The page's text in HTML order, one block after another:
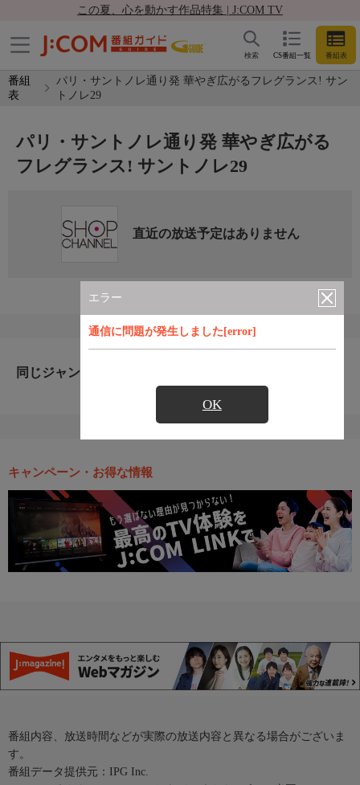
この夏、心を動かす作品特集 | J:COM TV
CS番組一覧 番組表
検索
番組
表
パリ・サントノレ通り発 華やぎ広がるフレグランス! サン
トノレ29
エラー
通信に問題が発生しました[error]
OK
パリ・サントノレ通り発 華やぎ広がる
フレグランス! サントノレ29
直近の放送予定はありません
同じジャンルのおすすめ番組
キャンペーン・お得な情報
番組内容、放送時間などが実際の放送内容と異なる場合がございま
す。
番組データ提供元：IPG Inc.